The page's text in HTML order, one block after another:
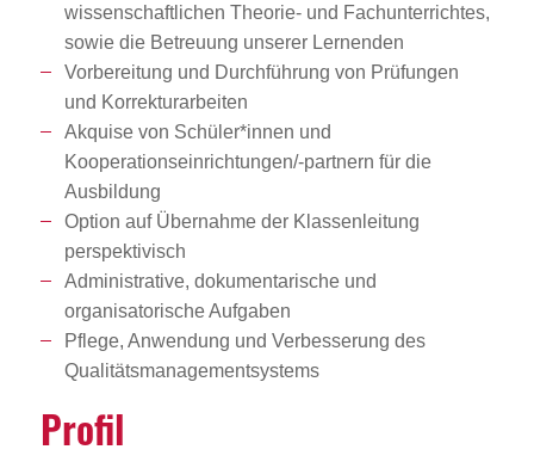
wissenschaftlichen Theorie- und Fachunterrichtes,
sowie die Betreuung unserer Lernenden
Vorbereitung und Durchführung von Prüfungen
und Korrekturarbeiten
Akquise von Schüler*innen und
Kooperationseinrichtungen/-partnern für die
Ausbildung
Option auf Übernahme der Klassenleitung
perspektivisch
Administrative, dokumentarische und
organisatorische Aufgaben
Pflege, Anwendung und Verbesserung des
Qualitätsmanagementsystems
Profil